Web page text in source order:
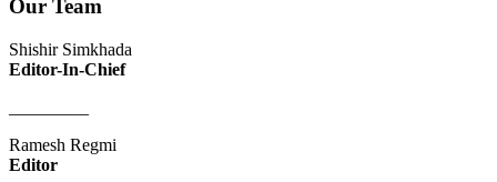
Our Team
Shishir Simkhada
Editor-In-Chief
Ramesh Regmi
Editor